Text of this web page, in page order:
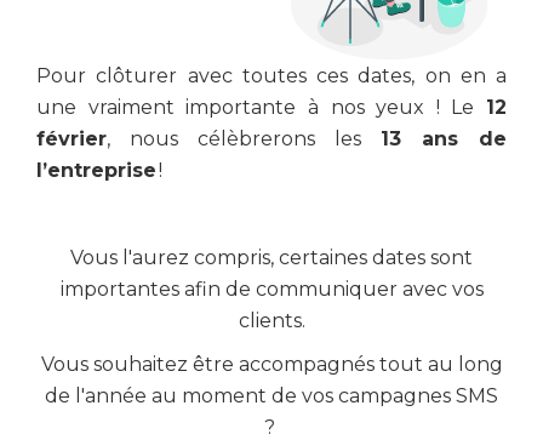
Pour clôturer avec toutes ces dates, on en a
une vraiment importante à nos yeux ! Le 12
février, nous célèbrerons les 13 ans de
l’entreprise!
Vous l'aurez compris, certaines dates sont
importantes afin de communiquer avec vos
clients.
Vous souhaitez être accompagnés tout au long
de l'année au moment de vos campagnes SMS
?